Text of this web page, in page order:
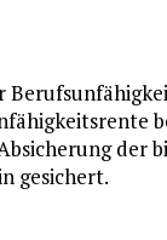
der
gesichert.